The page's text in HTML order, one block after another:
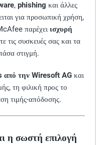
, phishing και άλλες
για προσωπική χρήση,
παρέχει ισχυρή
τις συσκευές σας και τα
στιγμή.
από την Wiresoft AG και
τη φιλική προς το
τιμής-απόδοσης.
η σωστή επιλογή